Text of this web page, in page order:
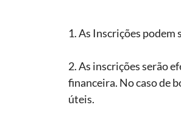
1. As Inscrições podem
2. As inscrições serão
financeira. No caso de
úteis.